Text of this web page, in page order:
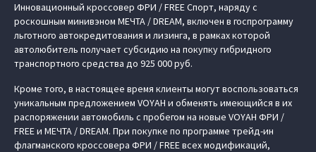
Инновационный кроссовер ФРИ / FREE Спорт, наряду с
роскошным минивэном МЕЧТА / DREAM, включен в госпрограмму
льготного автокредитования и лизинга, в рамках которой
автолюбитель получает субсидию на покупку гибридного
транспортного средства до 925 000 руб.
Кроме того, в настоящее время клиенты могут воспользоваться
уникальным предложением VOYAH и обменять имеющийся в их
распоряжении автомобиль с пробегом на новые VOYAH ФРИ /
FREE и МЕЧТА / DREAM. При покупке по программе трейд-ин
флагманского кроссовера ФРИ / FREE всех модификаций,